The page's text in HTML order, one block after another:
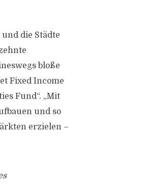
die Städte
bloße
Fixed Income
Fund“. „Mit
und so
erzielen –